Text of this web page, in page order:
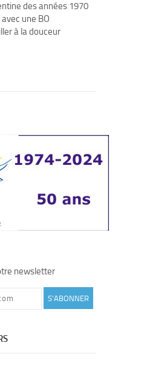
des années 1970
une BO
à la douceur
newsletter
S'ABONNER